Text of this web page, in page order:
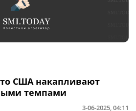
США накапливают
темпами
3-06-2025, 04:11